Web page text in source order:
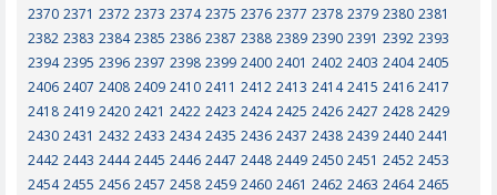
2370 2371 2372 2373 2374 2375 2376 2377 2378 2379 2380 2381
2382 2383 2384 2385 2386 2387 2388 2389 2390 2391 2392 2393
2394 2395 2396 2397 2398 2399 2400 2401 2402 2403 2404 2405
2406 2407 2408 2409 2410 2411 2412 2413 2414 2415 2416 2417
2418 2419 2420 2421 2422 2423 2424 2425 2426 2427 2428 2429
2430 2431 2432 2433 2434 2435 2436 2437 2438 2439 2440 2441
2442 2443 2444 2445 2446 2447 2448 2449 2450 2451 2452 2453
2454 2455 2456 2457 2458 2459 2460 2461 2462 2463 2464 2465